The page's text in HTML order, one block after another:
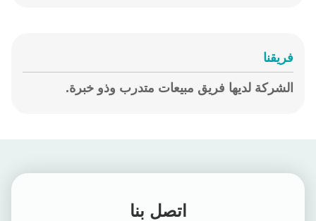
فريقنا
الشركة لديها فريق مبيعات متدرب وذو خبرة.
اتصل بنا